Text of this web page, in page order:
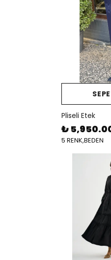
Pliseli Etek
₺
5 RENK,BEDEN